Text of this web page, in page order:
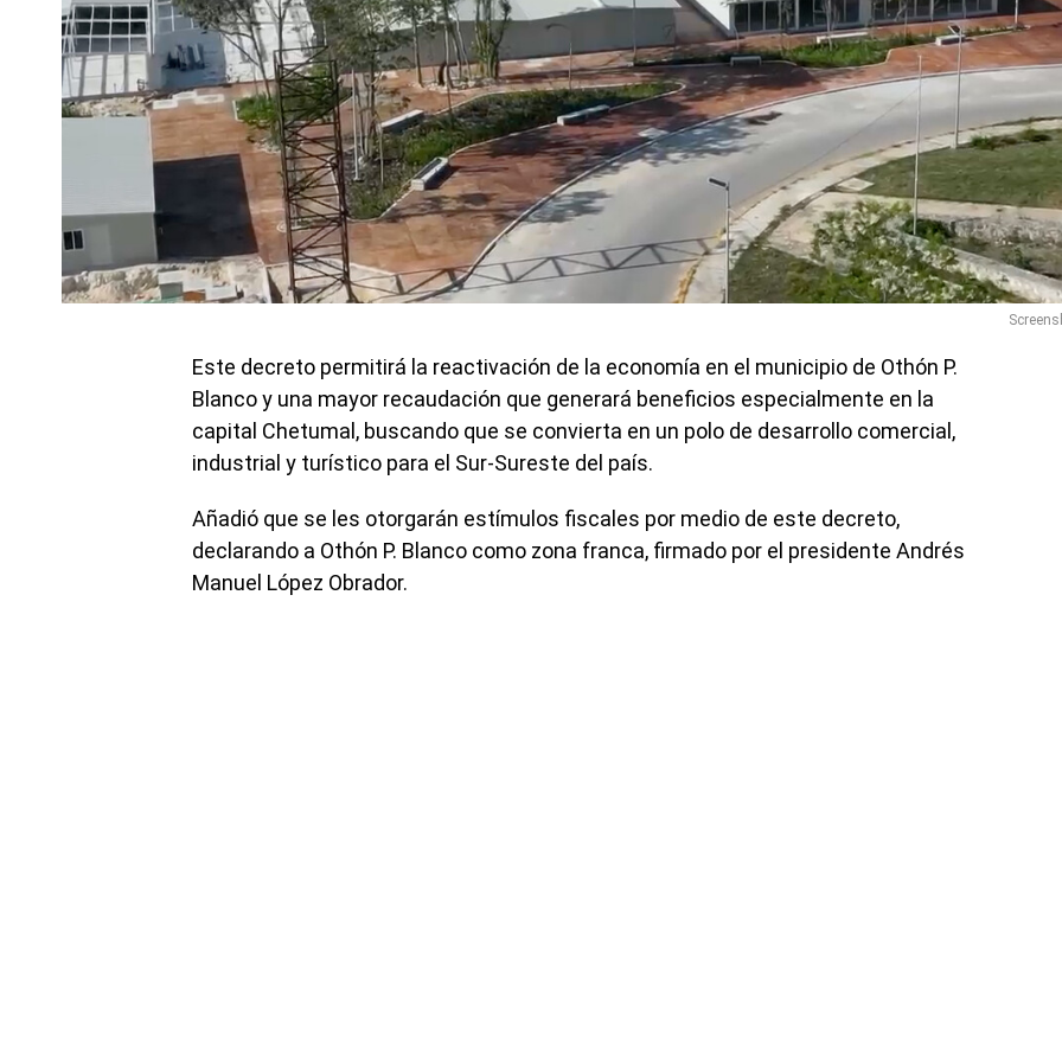
Este decreto permitirá la reactivación de la economía en el municipio de Othón P.
Blanco y una mayor recaudación que generará beneficios especialmente en la
capital Chetumal, buscando que se convierta en un polo de desarrollo comercial,
industrial y turístico para el Sur-Sureste del país.
Añadió que se les otorgarán estímulos fiscales por medio de este decreto,
declarando a Othón P. Blanco como zona franca, firmado por el presidente Andrés
Manuel López Obrador.